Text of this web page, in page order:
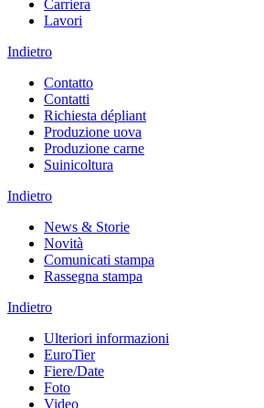
Carriera
Lavori
Indietro
Contatto
Contatti
Richiesta dépliant
Produzione uova
Produzione carne
Suinicoltura
Indietro
News & Storie
Novità
Comunicati stampa
Rassegna stampa
Indietro
Ulteriori informazioni
EuroTier
Fiere/Date
Foto
Video